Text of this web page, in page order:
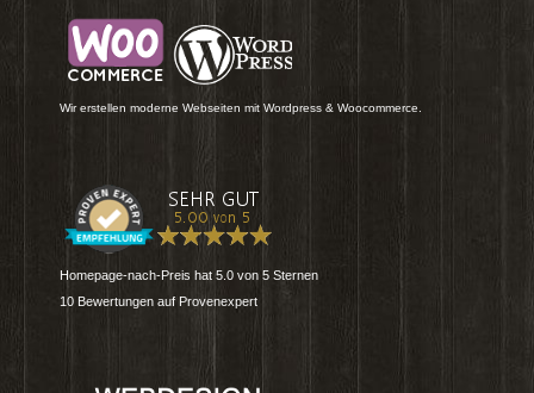
Wir erstellen moderne Webseiten mit Wordpress & Woocommerce.
Homepage-nach-Preis hat 5.0 von 5 Sternen
10 Bewertungen auf Provenexpert